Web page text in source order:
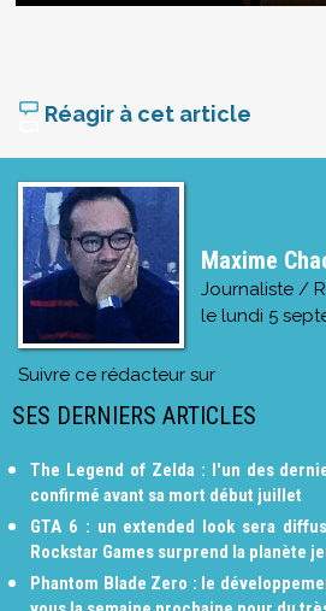
Réagir à cet article
Maxime
Journaliste /
le lundi 5
Suivre ce rédacteur sur
SES DERNIERS ARTICLES
The Legend of Zelda : l'un des
confirmé avant sa mort début juillet
GTA 6 : un extended look sera
Rockstar Games surprend la planète
Phantom Blade Zero : le